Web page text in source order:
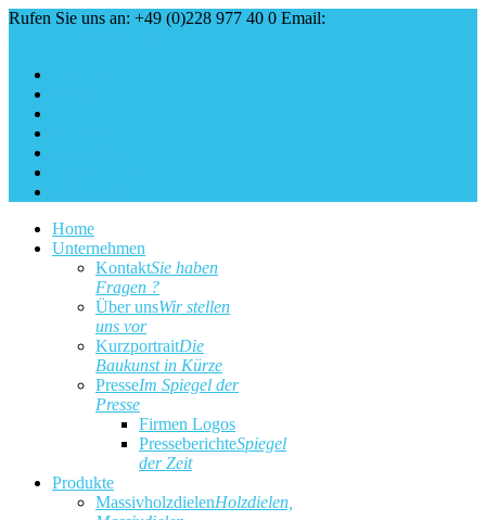
Rufen Sie uns an: +49 (0)228 977 40 0 Email:
Home
Unternehmen
KontaktSie haben
Fragen ?
Über unsWir stellen
uns vor
KurzportraitDie
Baukunst in Kürze
PresseIm Spiegel der
Presse
Firmen Logos
PresseberichteSpiegel
der Zeit
Produkte
MassivholzdielenHolzdielen,